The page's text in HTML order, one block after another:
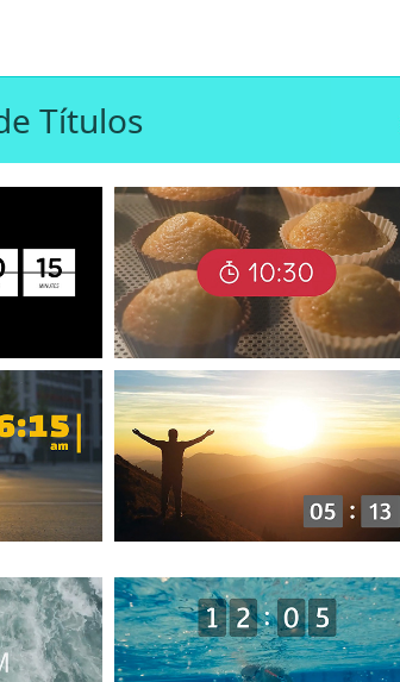
Títulos